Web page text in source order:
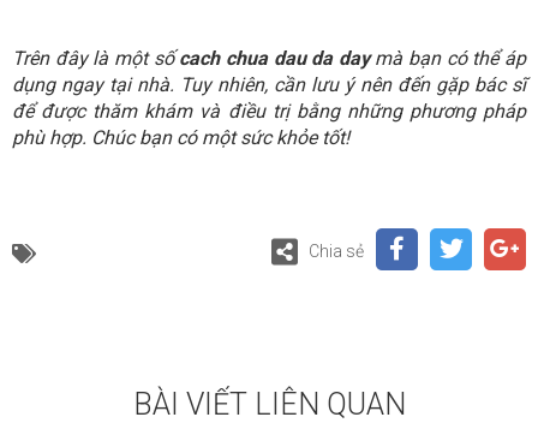
Trên đây là một sốcach chua dau da daymà bạn có thể áp
dụng ngay tại nhà. Tuy nhiên, cần lưu ý nên đến gặp bác sĩ
để được thăm khám và điều trị bằng những phương pháp
phù hợp. Chúc bạn có một sức khỏe tốt!
Chia sẻ
BÀI VIẾT LIÊN QUAN